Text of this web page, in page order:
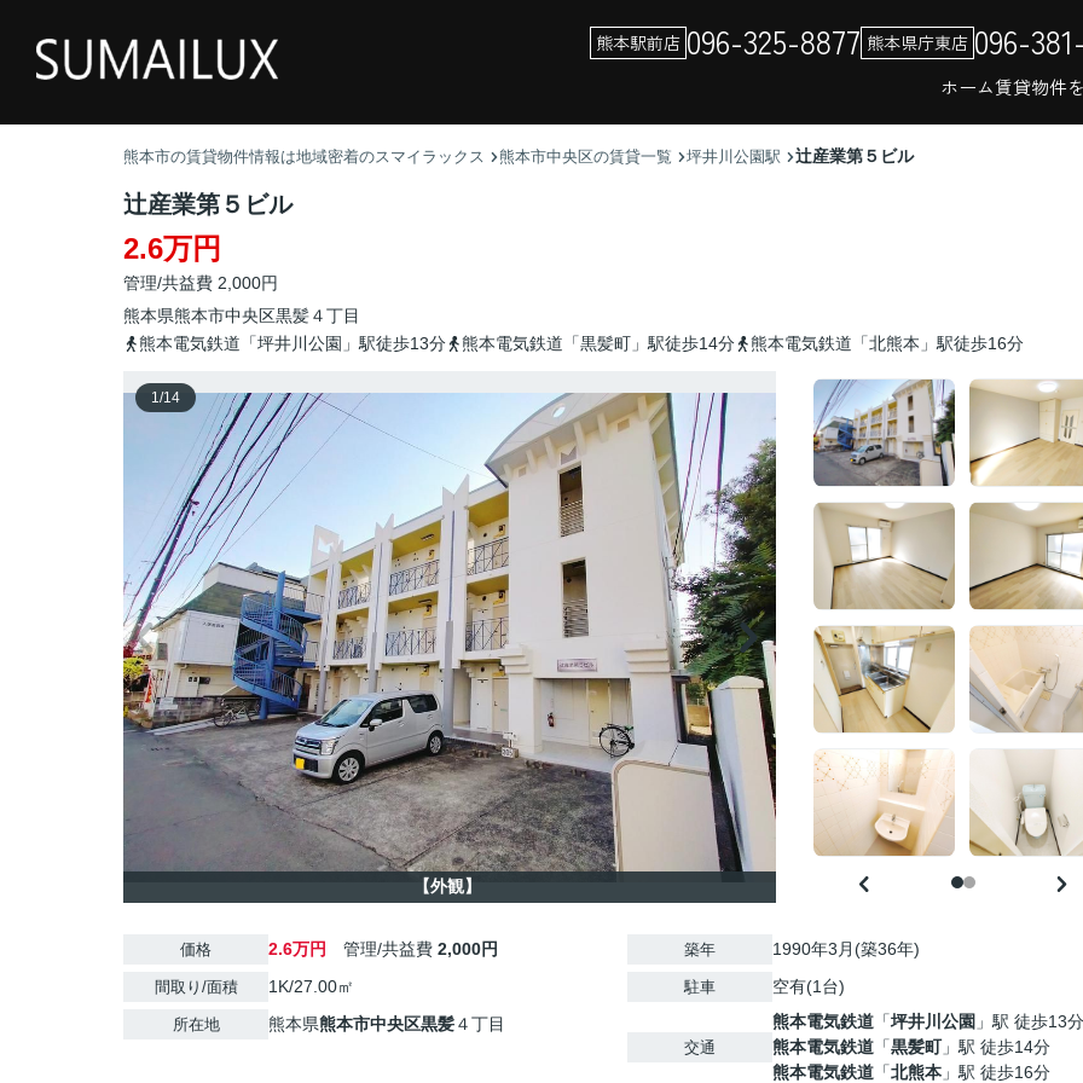
熊本駅前店 096-325-8877 熊本県庁東店 096-
ホーム賃貸物件
熊本市の賃貸物件情報は地域密着のスマイラックス 熊本市中央区の賃貸一覧 坪井川公園駅 辻産業第５ビル
辻産業第５ビル
2.6万円
管理/共益費 2,000円
熊本県熊本市中央区黒髪４丁目
熊本電気鉄道「坪井川公園」駅徒歩13分
熊本電気鉄道「黒髪町」駅徒歩14分 熊本電気鉄道「北熊本」駅徒歩16分
1/14
【外観】
価格 2.6万円 管理/共益費 2,000円
間取り/面積 1K/27.00㎡
所在地 熊本県熊本市中央区黒髪４丁目
築年 1990年3月(築36年)
駐車 空有(1台)
交通
熊本電気鉄道 「坪井川公園 」駅 徒歩13分
熊本電気鉄道 「黒髪町」駅 徒歩14分
熊本電気鉄道 「北熊本 」駅 徒歩16分